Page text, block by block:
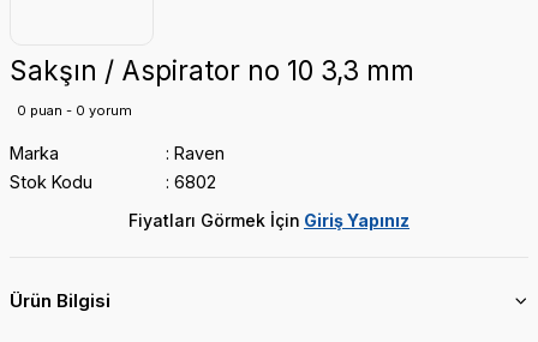
Sakşın / Aspirator no 10 3,3 mm
0 puan - 0 yorum
Marka
Raven
Stok Kodu
6802
Fiyatları Görmek İçin Giriş Yapınız
Ürün Bilgisi